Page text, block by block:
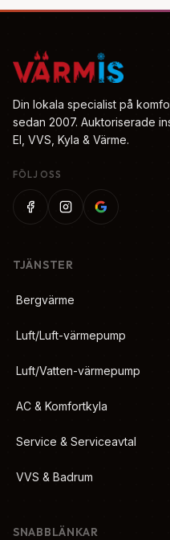
Din lokala specialist på
sedan 2007. Auktoriserade
El, VVS, Kyla & Värme.
FÖLJ OSS
TJÄNSTER
Bergvärme
Luft/Luft-värmepump
Luft/Vatten-värmepump
AC & Komfortkyla
Service & Serviceavtal
VVS & Badrum
SNABBLÄNKAR